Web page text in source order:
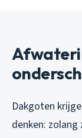
Dakgoten
denken: zolang